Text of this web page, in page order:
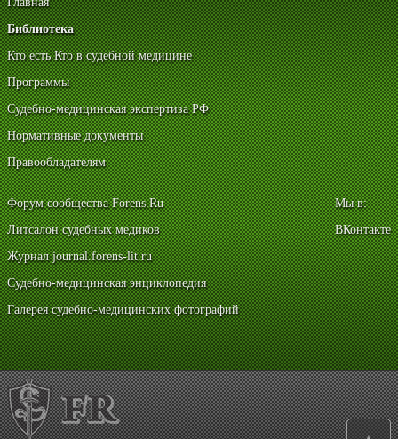
Библиотека
Кто есть Кто в судебной медицине
Программы
Судебно-медицинская экспертиза РФ
Нормативные документы
Правообладателям
Форум сообщества Forens.Ru
Литсалон судебных медиков
Журнал journal.forens-lit.ru
Судебно-медицинская энциклопедия
Галерея судебно-медицинских фотографий
Мы в:
ВКонтакте